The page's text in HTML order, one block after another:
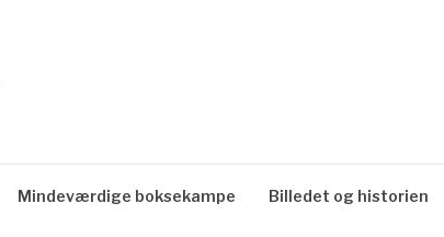
Mindeværdige boksekampe Billedet og historien